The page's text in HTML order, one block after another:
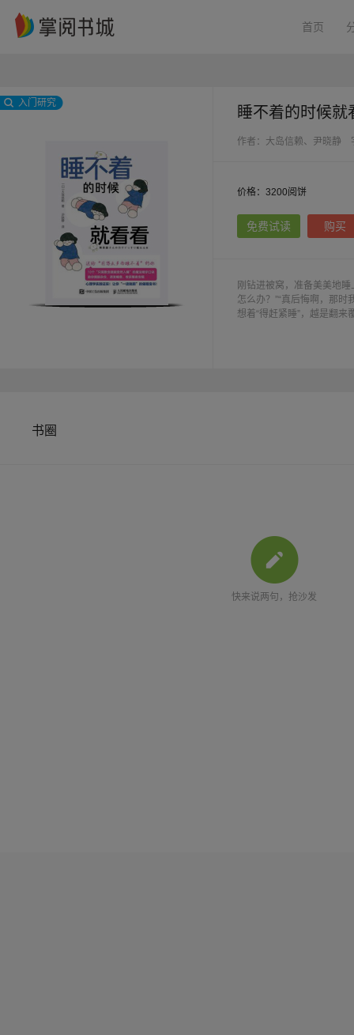
首页
入门研究
睡不着的时候就
作者：大岛信赖、尹晓静
价格：3200阅饼
免费试读 购买
刚钻进被窝，准备美美地
怎么办？”“真后悔啊，那
想着“得赶紧睡”，越是翻
书圈
快来说两句，抢沙发